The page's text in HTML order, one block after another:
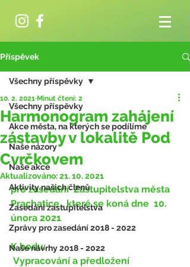
Příspěvek
Všechny příspěvky
Akce města, na kterých se podílíme
Naše názory
Naše akce
Aktivity našich členů
Zasedání zastupitelstva
Zprávy pro zasedání 2018 - 2022
Naše návrhy 2018 - 2022
Všechny příspěvky
Harmonogram zahájení
zástavby v lokalitě Pod
Cvrčkovem
10. 2. 2021 Minut čtení: 2
Aktualizováno:21. 10. 2021
pro zasedání ​ Zastupitelstva města
Prachatice​ , které se koná dne  10.
února 2021
K bodu: